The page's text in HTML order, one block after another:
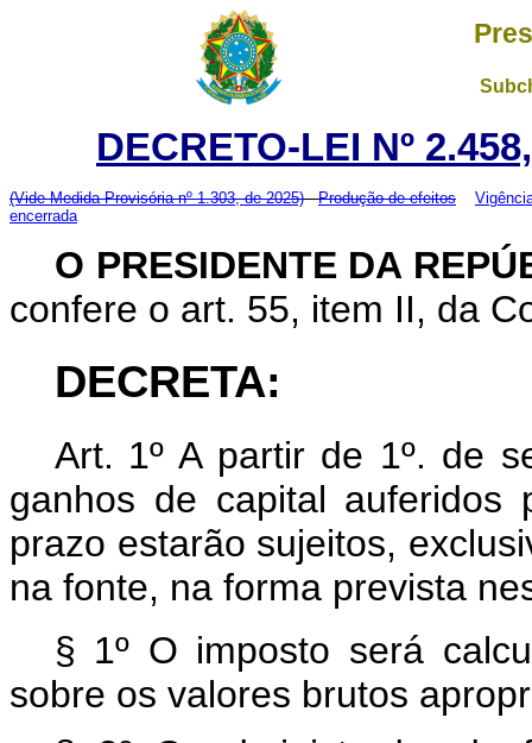
DECRETO-LEI Nº
(Vide Medida Provisória nº 1.303, de 2025) Produção de efeitos
encerrada
O PRESIDENTE DA
confere o art. 55, item II, da
DECRETA:
Art. 1º A partir de 1º. de
ganhos de capital auferidos
prazo estarão sujeitos,
na fonte, na forma prevista
§ 1º O imposto será
sobre os valores brutos